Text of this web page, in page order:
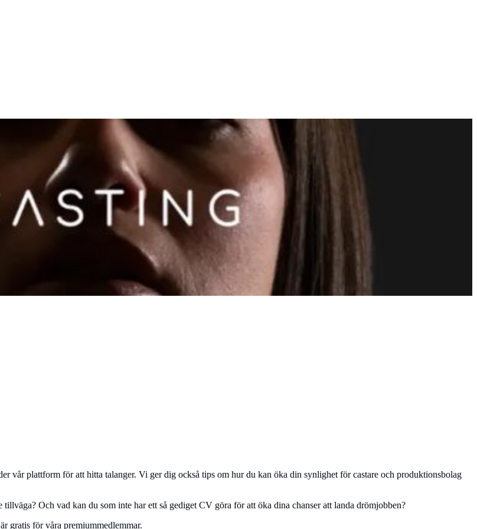
vår plattform för att hitta talanger. Vi ger dig också tips om hur du kan öka din synlighet för castare och produktionsbolag
Och vad kan du som inte har ett så gediget CV göra för att öka dina chanser att landa drömjobben?
gratis för våra premiummedlemmar.